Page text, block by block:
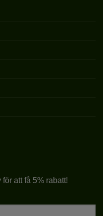
att få 5% rabatt!